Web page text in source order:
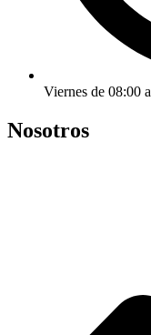
Viernes de 08:00
Nosotros